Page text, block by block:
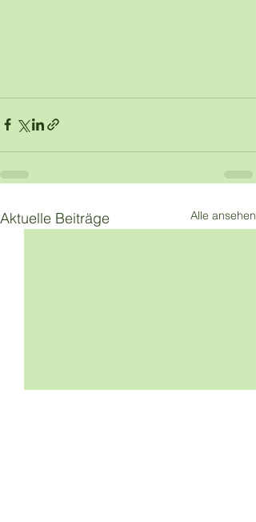
Aktuelle Beiträge Alle ansehen